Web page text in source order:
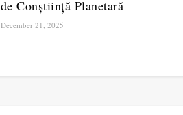
de Conștiință Planetară
December 21, 2025